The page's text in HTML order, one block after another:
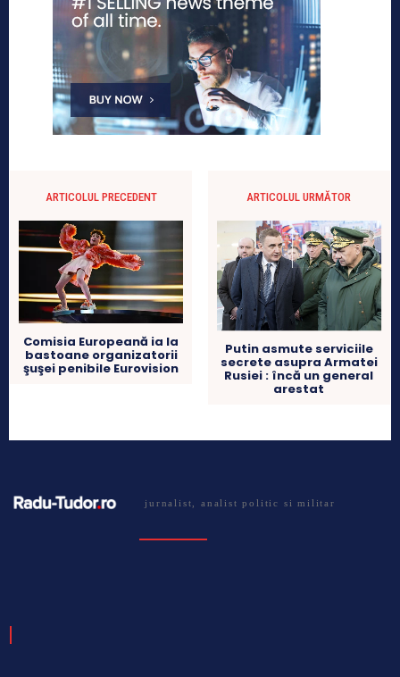
ARTICOLUL PRECEDENT
Comisia Europeană ia la
bastoane organizatorii
şuşei penibile Eurovision
ARTICOLUL URMĂTOR
Putin asmute serviciile
secrete asupra Armatei
Rusiei : încă un general
arestat
jurnalist, analist politic si militar